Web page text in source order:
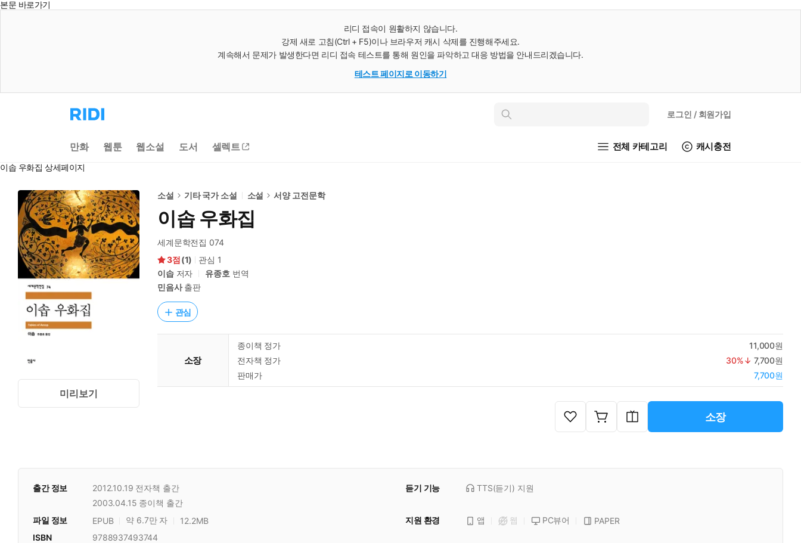
본문 바로가기
리디 접속이 원활하지 않습니다.
강제 새로 고침(Ctrl + F5)이나 브라우저 캐시 삭제를 진행해주세요.
계속해서 문제가 발생한다면 리디 접속 테스트를 통해 원인을 파악하고 대응 방법을 안내드리겠습니다.
테스트 페이지로 이동하기
리
디
으
로
동
인
로그인 / 회원가입
만화 웹툰 웹소설 도서 셀렉트 전체 카테고리 캐시충전
이솝 우화집 상세페이지
미리보기
소설 기타 국가 소설 소설 서양 고전문학
이솝 우화집
세계문학전집 074
3
(1) 관심 1
이솝저자 유종호 번역
민음사출판
관심
소장
종이책 정가
11,000원
전자책 정가
30%↓ 7,700원
판매가
7,700원
소장
출간 정보 2012.10.19 전자책 출간
2003.04.15 종이책 출간
듣기 기능 TTS(듣기) 지원
파일 정보 EPUB 약 6.7만 자 12.2MB 지원 환경 앱 웹 PC뷰어
PAPER
ISBN
9788937493744